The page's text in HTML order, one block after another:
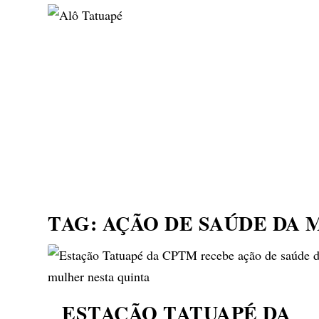
TAG: AÇÃO DE SAÚDE DA
ESTAÇÃO TATUAPÉ DA